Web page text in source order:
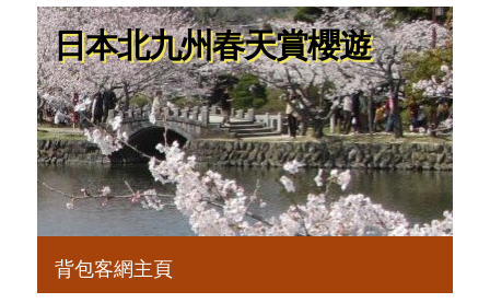
日本北九州春天賞櫻遊
背包客網主頁